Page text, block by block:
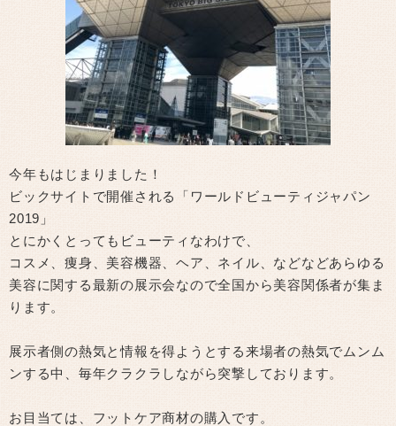
今年もはじまりました！
ビックサイトで開催される「ワールドビューティジャパン
2019」
とにかくとってもビューティなわけで、
コスメ、痩身、美容機器、ヘア、ネイル、などなどあらゆる
美容に関する最新の展示会なので全国から美容関係者が集ま
ります。
展示者側の熱気と情報を得ようとする来場者の熱気でムンム
ンする中、毎年クラクラしながら突撃しております。
お目当ては、フットケア商材の購入です。